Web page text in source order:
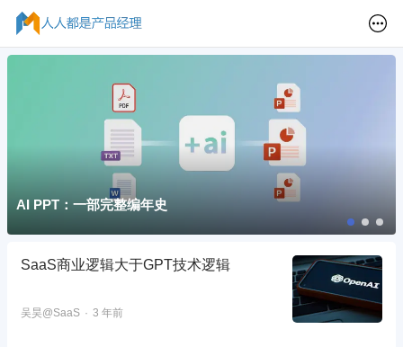
AI PPT：一部完整编年史
SaaS商业逻辑大于GPT技术逻辑
吴昊@SaaS 3 年前